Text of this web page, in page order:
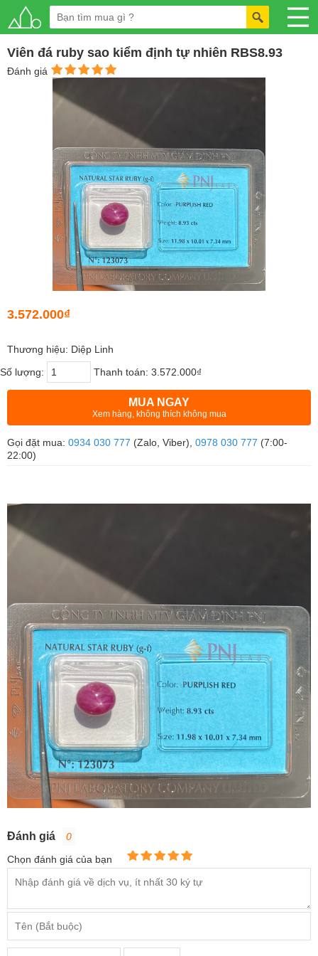
Viên đá ruby sao kiểm định tự nhiên RBS8.93
Đánh giá
3.572.000₫
Thương hiệu: Diệp Linh
Số lượng:
Thanh toán: 3.572.000₫
MUA NGAY
Xem hàng, không thích không mua
Gọi đặt mua: 0934 030 777 (Zalo, Viber), 0978 030 777 (7:00-
22:00)
Đánh giá
0
Chọn đánh giá của bạn